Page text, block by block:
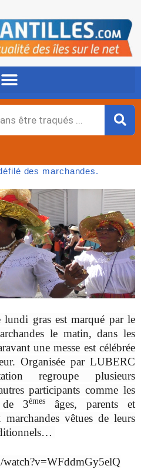
des marchandes.
lundi gras est marqué par le
le matin, dans les
une messe est célébrée
Organisée par LUBERC
regroupe plusieurs
participants comme les
de 3èmes
âges, parents et
vêtues de leurs